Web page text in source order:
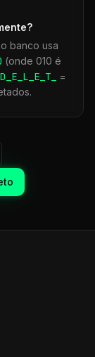
banco usa
(onde 010 é
D_E_L_E_T_
=